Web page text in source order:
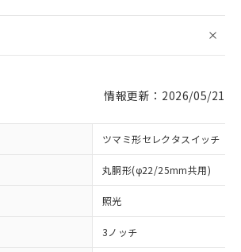
情報更新：2026/05/21
ツマミ形セレクタスイッチ
丸胴形(φ22/25mm共用)
照光
3ノッチ